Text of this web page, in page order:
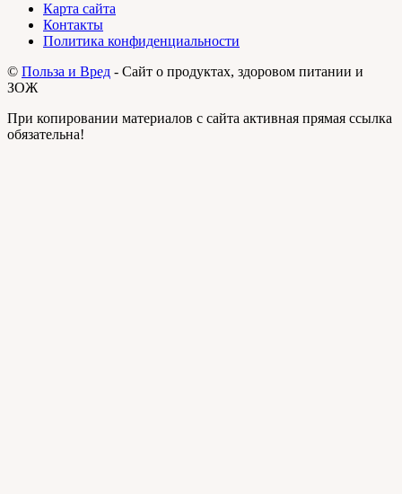
Карта сайта
Контакты
Политика конфиденциальности
© Польза и Вред - Сайт о продуктах, здоровом питании и
ЗОЖ
При копировании материалов с сайта активная прямая ссылка
обязательна!